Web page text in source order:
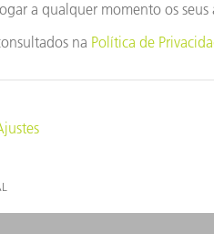
3
produtos TruTops
2